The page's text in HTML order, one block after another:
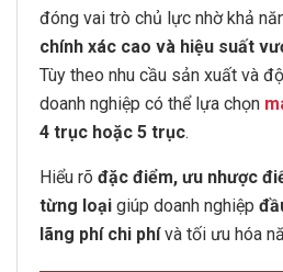
đóng vai trò chủ lực nhờ khả
chính xác cao và hiệu suất
Tùy theo nhu cầu sản xuất và
doanh nghiệp có thể lựa chọn
4 trục hoặc 5 trục.
Hiểu rõ đặc điểm, ưu nhược
từng loại giúp doanh nghiệp
lãng phí chi phívà tối ưu hóa